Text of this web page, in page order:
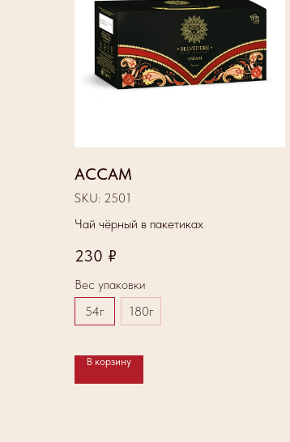
АССАМ
SKU: 2501
Чай чёрный в пакетиках
230 ₽
Вес упаковки
54г
180г
В корзину